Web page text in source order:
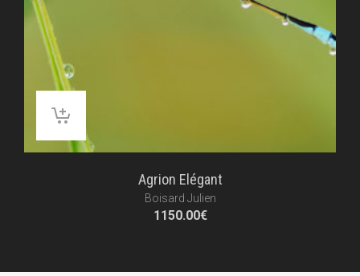
Agrion Elégant
Boisard Julien
1150.00€